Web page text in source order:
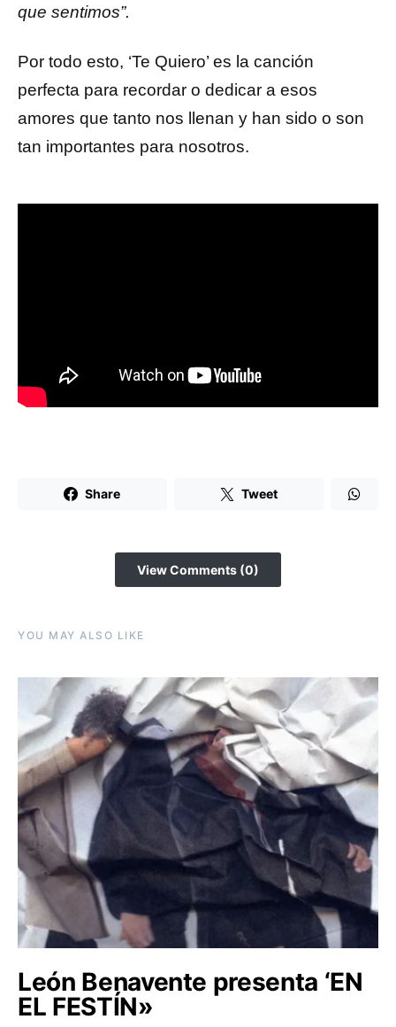
que sentimos”.
Por todo esto, ‘Te Quiero’ es la canción
perfecta para recordar o dedicar a esos
amores que tanto nos llenan y han sido o son
tan importantes para nosotros.
Share Tweet
View Comments (0)
YOU MAY ALSO LIKE
León Benavente presenta ‘EN
EL FESTÍN»